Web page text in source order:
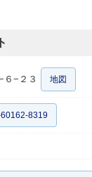
６−２３ 地図
8319